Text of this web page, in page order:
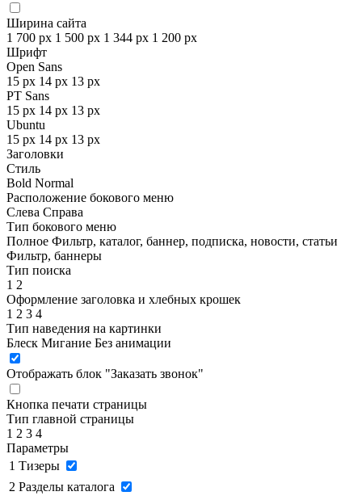
Ширина сайта
1 700 px 1 500 px 1 344 px 1 200 px
Шрифт
Open Sans
15 px 14 px 13 px
PT Sans
15 px 14 px 13 px
Ubuntu
15 px 14 px 13 px
Заголовки
Стиль
Bold Normal
Расположение бокового меню
Слева Справа
Тип бокового меню
Полное Фильтр, каталог, баннер, подписка, новости, статьи
Фильтр, баннеры
Тип поиска
1 2
Оформление заголовка и хлебных крошек
1 2 3 4
Тип наведения на картинки
Блеск Мигание Без анимации
Отображать блок "Заказать звонок"
Кнопка печати страницы
Тип главной страницы
1 2 3 4
Параметры
1 Тизеры
2 Разделы каталога